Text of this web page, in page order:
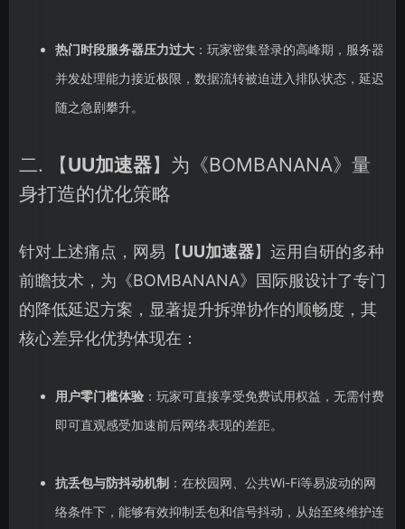
热门时段服务器压力过大：玩家密集登录的高峰期，服务器
并发处理能力接近极限，数据流转被迫进入排队状态，延迟
随之急剧攀升。
二. 【UU加速器】为《BOMBANANA》量
身打造的优化策略
针对上述痛点，网易【UU加速器】运用自研的多种
前瞻技术，为《BOMBANANA》国际服设计了专门
的降低延迟方案，显著提升拆弹协作的顺畅度，其
核心差异化优势体现在：
用户零门槛体验：玩家可直接享受免费试用权益，无需付费
即可直观感受加速前后网络表现的差距。
抗丢包与防抖动机制 ：在校园网、公共Wi-Fi等易波动的网
络条件下，能够有效抑制丢包和信号抖动，从始至终维护连